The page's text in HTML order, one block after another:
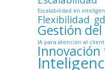
Escalabilidad en
Flexibilidad
Gestión
IA para atención al
Innovación